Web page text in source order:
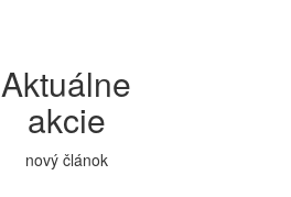
Aktuálne
akcie
nový článok